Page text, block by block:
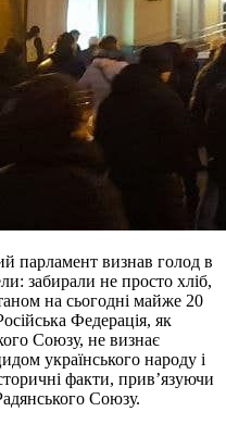
парламент визнав голод в
забирали не просто хліб,
на сьогодні майже 20
Федерація, як
Союзу, не визнає
українського народу і
факти, прив’язуючи
Союзу.